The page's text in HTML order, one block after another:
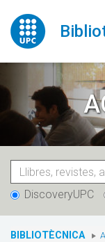
contingut
DiscoveryUPC
You
BIBLIOTÈCNICA